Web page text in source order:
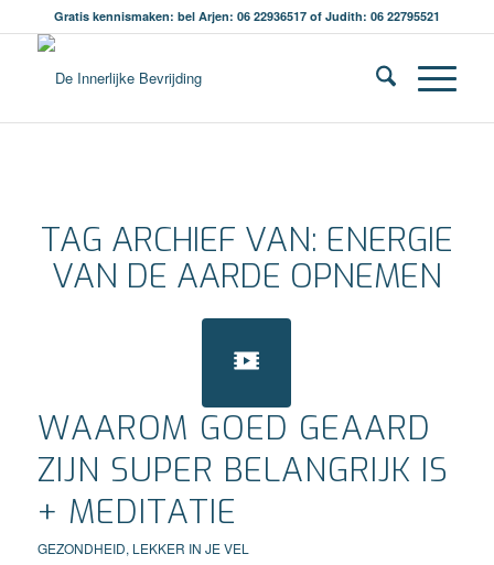
Gratis kennismaken: bel Arjen: 06 22936517 of Judith: 06 22795521
TAG ARCHIEF VAN: ENERGIE
VAN DE AARDE OPNEMEN
WAAROM GOED GEAARD
ZIJN SUPER BELANGRIJK IS
+ MEDITATIE
GEZONDHEID, LEKKER IN JE VEL